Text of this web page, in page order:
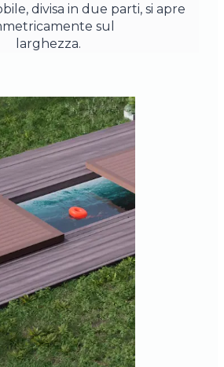
divisa in due parti, si apre
sul
larghezza.